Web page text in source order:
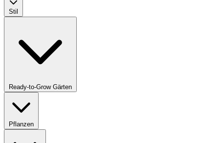
Stil
Ready-to-Grow Gärten
Pflanzen